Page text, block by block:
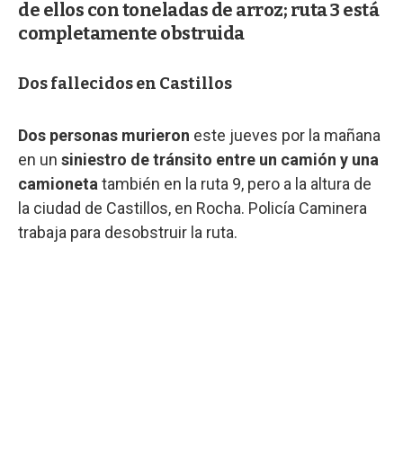
de ellos con toneladas de arroz; ruta 3 está
completamente obstruida
Dos fallecidos en Castillos
Dos personas murieron este jueves por la mañana
en un siniestro de tránsito entre un camión y una
camioneta también en la ruta 9, pero a la altura de
la ciudad de Castillos, en Rocha. Policía Caminera
trabaja para desobstruir la ruta.